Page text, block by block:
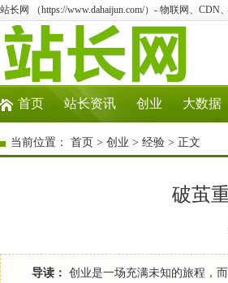
站长网 （https://www.dahaijun.com/）- 物联网、
首页 站长资讯 创业 大数据
当前位置： 首页 > 创业 > 经验 > 正文
破茧
导读： 创业是一场充满未知的旅程，